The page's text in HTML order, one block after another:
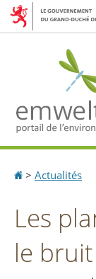
Aller
Aller
Accueil
> Actualités
Les
le